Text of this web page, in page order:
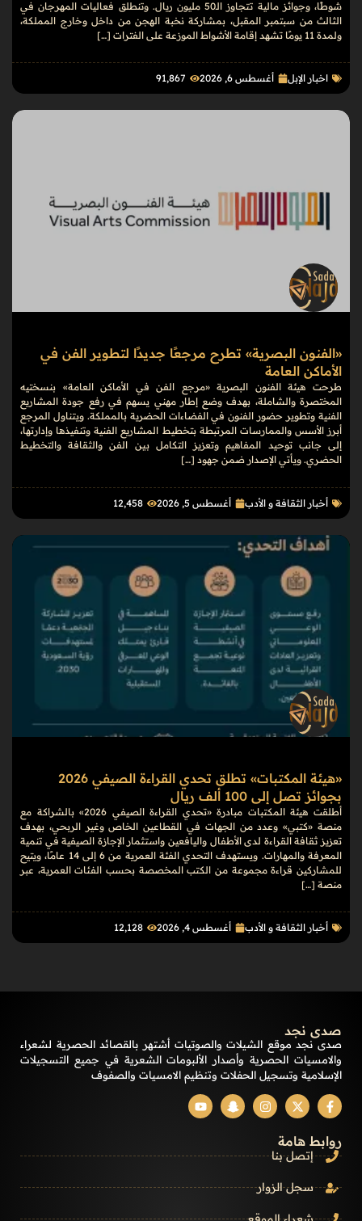
شوطًا، وجوائز مالية تتجاوز الـ50 مليون ريال. وتنطلق فعاليات المهرجان في
الثالث من سبتمبر المقبل، بمشاركة نخبة الهجن من داخل وخارج المملكة،
ولمدة 11 يومًا تشهد إقامة الأشواط الموزعة على الفترات […]
اخبار الإبل أغسطس 6, 2026 91٬867
«الفنون البصرية» تطرح مرجعًا جديدًا لتطوير الفن في
الأماكن العامة
طرحت هيئة الفنون البصرية «مرجع الفن في الأماكن العامة» بنسختيه
المختصرة والشاملة، بهدف وضع إطار مهني يسهم في رفع جودة المشاريع
الفنية وتطوير حضور الفنون في الفضاءات الحضرية بالمملكة. ويتناول المرجع
أبرز الأسس والممارسات المرتبطة بتخطيط المشاريع الفنية وتنفيذها وإدارتها،
إلى جانب توحيد المفاهيم وتعزيز التكامل بين الفن والثقافة والتخطيط
الحضري. ويأتي الإصدار ضمن جهود […]
أخبار الثقافة و الأدب أغسطس 5, 2026 12٬458
«هيئة المكتبات» تطلق تحدي القراءة الصيفي 2026
بجوائز تصل إلى 100 ألف ريال
أطلقت هيئة المكتبات مبادرة «تحدي القراءة الصيفي 2026» بالشراكة مع
منصة «كتبي» وعدد من الجهات في القطاعين الخاص وغير الربحي، بهدف
تعزيز ثقافة القراءة لدى الأطفال واليافعين واستثمار الإجازة الصيفية في تنمية
المعرفة والمهارات. ويستهدف التحدي الفئة العمرية من 6 إلى 14 عامًا، ويتيح
للمشاركين قراءة مجموعة من الكتب المخصصة بحسب الفئات العمرية، عبر
منصة […]
أخبار الثقافة و الأدب أغسطس 4, 2026 12٬128
صدى نجد
صدى نجد موقع الشيلات والصوتيات أشتهر بالقصائد الحصرية لشعراء
والامسيات الحصرية وأصدار الألبومات الشعرية في جميع التسجيلات
الإسلامية وتسجيل الحفلات وتنظيم الامسيات والصفوف
روابط هامة
إتصل بنا
سجل الزوار